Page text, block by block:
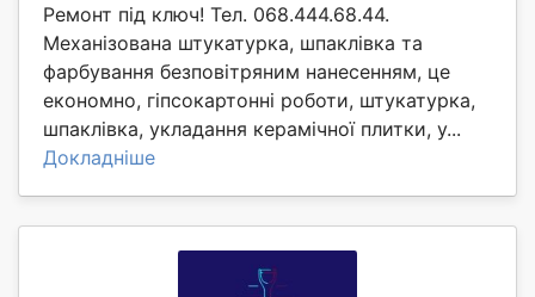
Ремонт під ключ! Тел. 068.444.68.44.
Механізована штукатурка, шпаклівка та
фарбування безповітряним нанесенням, це
економно, гіпсокартонні роботи, штукатурка,
шпаклівка, укладання керамічної плитки, у...
Докладніше